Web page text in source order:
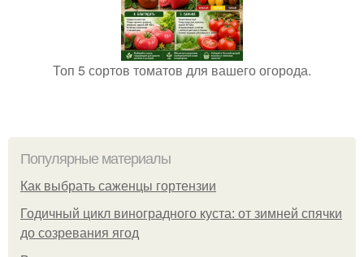
Топ 5 сортов томатов для вашего огорода.
Популярные материалы
Как выбрать саженцы гортензии
Годичный цикл виноградного куста: от зимней спячки
до созревания ягод